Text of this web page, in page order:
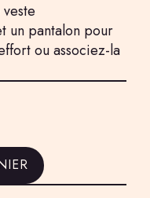
un pantalon pour
ou associez-la